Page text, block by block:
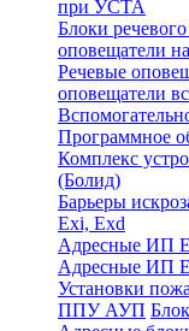
при УСТА
Блоки
оповещатели
Речевые
оповещатели
Программное
Комплекс
(Болид)
Барьеры
Exi, Exd
Адресные ИП
Адресные ИП
Установки
ППУ АУП